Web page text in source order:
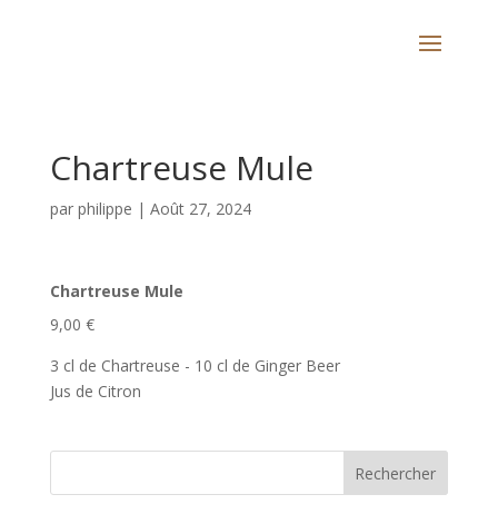
Chartreuse Mule
par philippe | Août 27, 2024
Chartreuse Mule
9,00 €
3 cl de Chartreuse - 10 cl de Ginger Beer
Jus de Citron